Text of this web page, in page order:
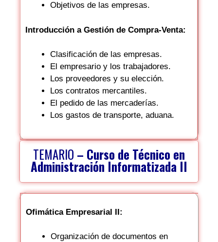
Objetivos de las empresas.
Introducción a Gestión de Compra-Venta:
Clasificación de las empresas.
El empresario y los trabajadores.
Los proveedores y su elección.
Los contratos mercantiles.
El pedido de las mercaderías.
Los gastos de transporte, aduana.
TEMARIO – Curso de Técnico en
Administración Informatizada II
Ofimática Empresarial II:
Organización de documentos en